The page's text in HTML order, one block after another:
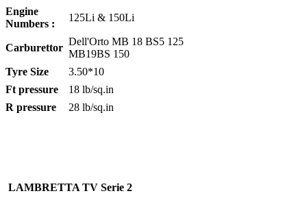
Engine
Numbers :
125Li & 150Li
Carburettor
Dell'Orto MB 18 BS5 125
MB19BS 150
Tyre Size
3.50*10
Ft pressure
18 lb/sq.in
R pressure
28 lb/sq.in
LAMBRETTA TV Serie 2